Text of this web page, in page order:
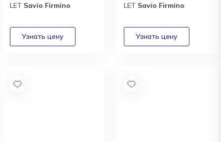
LET Savio Firmino
LET Savio Firmino